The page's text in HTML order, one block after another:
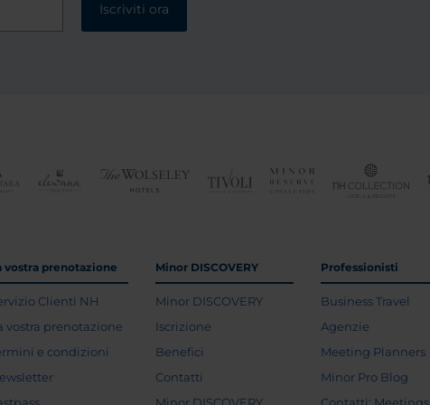
Iscriviti ora
vostra prenotazione
Clienti NH
vostra prenotazione
e condizioni
Minor DISCOVERY
Minor DISCOVERY
Iscrizione
Benefici
Contatti
Professionisti
Business Travel
Agenzie
Meeting Planners
Minor Pro Blog